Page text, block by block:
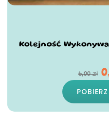
Kolejność
6,00zł
POBIERZ